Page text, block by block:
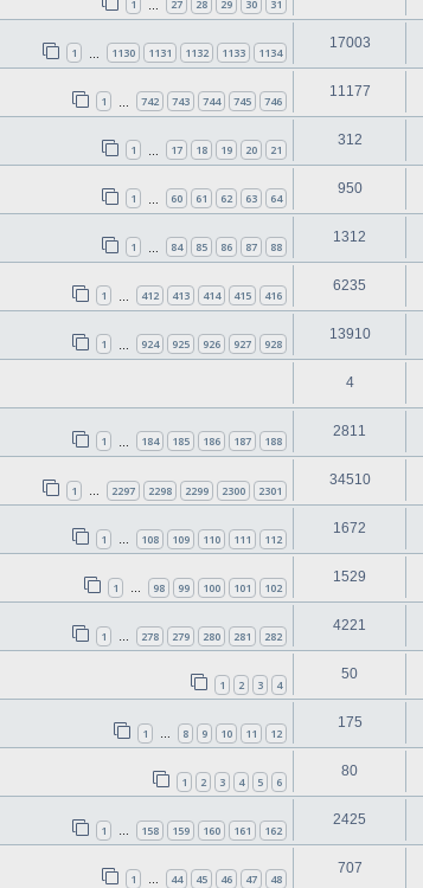
1 27 28 29 30 31
1 1130 1131 1132 1133 1134
17003
1 742 743 744 745 746
11177
1 17 18 19 20 21
312
1 60 61 62 63 64
950
1 84 85 86 87 88
1312
1 412 413 414 415 416
6235
1 924 925 926 927 928
13910
4
1 184 185 186 187 188
2811
1 2297 2298 2299 2300 2301
34510
1 108 109 110 111 112
1672
1 98 99 100 101 102
1529
1 … 278 279 280 281 282
4221
1 2 3 4
50
1 … 8 9 10 11 12
175
1 2 3 4 5 6
80
1 … 158 159 160 161 162
2425
1 … 44 45 46 47 48
707